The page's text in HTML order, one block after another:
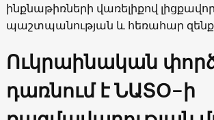
ինքնաթիռների վառելիքով
պաշտպանության և հեռահար
Ուկրաինական
դառնում է ՆԱՏՕ-ի